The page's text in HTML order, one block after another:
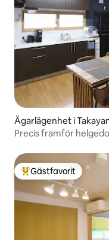
Ägarlägenhet i
Precis framför
Hida Takayama KYO]
Populär gästfavorit
Gästfavorit